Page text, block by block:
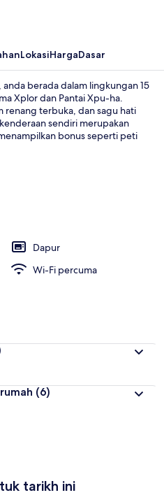
LokasiHargaDasar
berada dalam lingkungan 15
Xplor dan Pantai Xpu-ha.
renang terbuka, dan sagu hati
sendiri merupakan
bonus seperti peti
Dapur
Wi-Fi percuma
(6)
tarikh ini